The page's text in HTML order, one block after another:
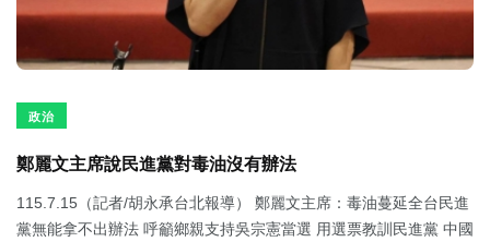
政治
鄭麗文主席說民進黨對毒油沒有辦法
115.7.15（記者/胡永承台北報導） 鄭麗文主席：毒油蔓延全台民進
黨無能拿不出辦法 呼籲鄉親支持吳宗憲當選 用選票教訓民進黨 中國